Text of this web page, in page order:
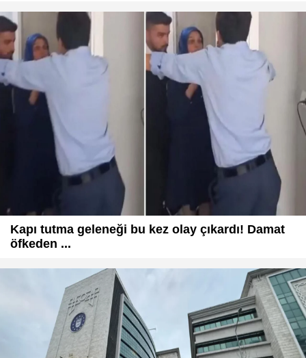
Kapı tutma geleneği bu kez olay çıkardı! Damat
öfkeden ...